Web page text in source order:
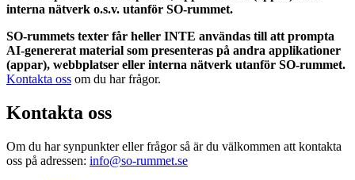
interna nätverk o.s.v. utanför SO-rummet.
SO-rummets texter får heller INTE användas till att prompta
AI-genererat material som presenteras på andra applikationer
(appar), webbplatser eller interna nätverk utanför SO-rummet.
Kontakta oss om du har frågor.
Kontakta oss
Om du har synpunkter eller frågor så är du välkommen att kontakta
oss på adressen: info@so-rummet.se